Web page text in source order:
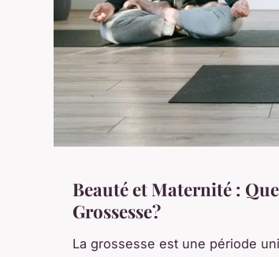
Beauté et Maternité :
Grossesse?
La grossesse est une période